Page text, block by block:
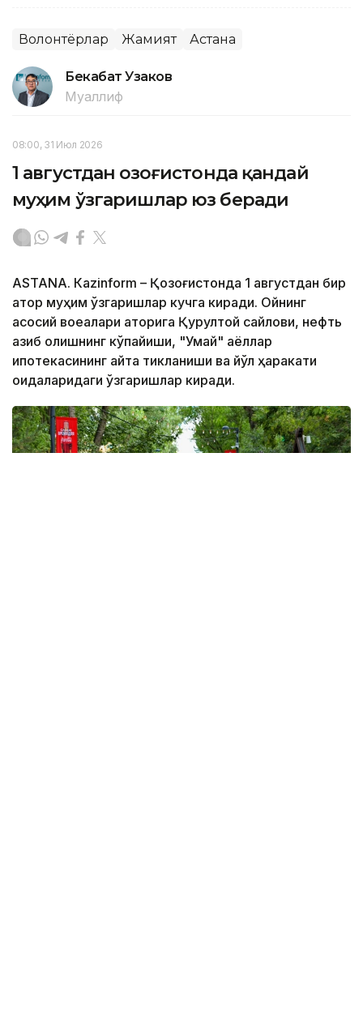
Волонтёрлар Жамият Астана
Бекабат Узаков
Муаллиф
08:00, 31 Июл 2026
1 августдан Қозоғистонда қандай
муҳим ўзгаришлар юз беради
ASTANА. Кazinform – Қозоғистонда 1 августдан бир
қатор муҳим ўзгаришлар кучга киради. Ойнинг
асосий воқеалари қаторига Қурултой сайлови, нефть
қазиб олишнинг кўпайиши, "Умай" аёллар
ипотекасининг қайта тикланиши ва йўл ҳаракати
қоидаларидаги ўзгаришлар киради.